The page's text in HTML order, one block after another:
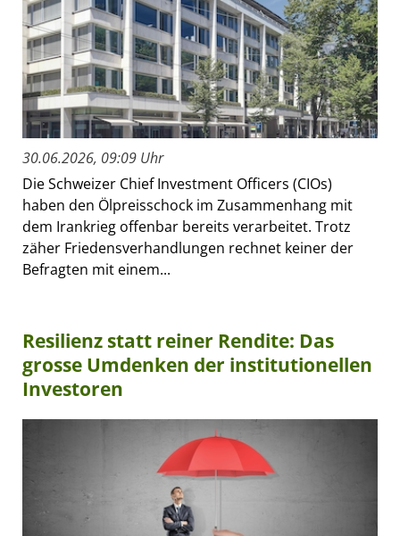
30.06.2026, 09:09 Uhr
Die Schweizer Chief Investment Officers (CIOs)
haben den Ölpreisschock im Zusammenhang mit
dem Irankrieg offenbar bereits verarbeitet. Trotz
zäher Friedensverhandlungen rechnet keiner der
Befragten mit einem...
Resilienz statt reiner Rendite: Das
grosse Umdenken der institutionellen
Investoren